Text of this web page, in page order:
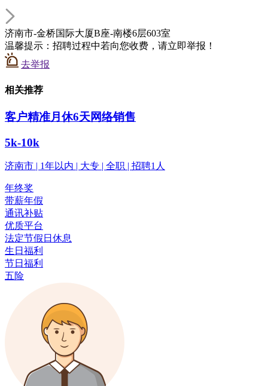
济南市-金桥国际大厦B座-南楼6层603室
温馨提示：招聘过程中若向您收费，请立即举报！
去举报
相关推荐
客户精准月休6天网络销售
5k-10k
济南市 | 1年以内 | 大专 | 全职 | 招聘1人
年终奖
带薪年假
通讯补贴
优质平台
法定节假日休息
生日福利
节日福利
五险